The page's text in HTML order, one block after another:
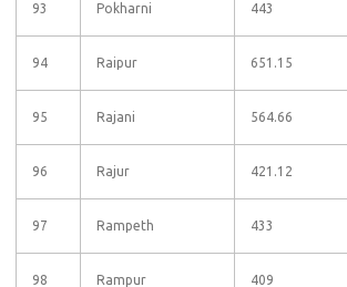
93 Pokharni 443
94 Raipur 651.15
95 Rajani 564.66
96 Rajur 421.12
97 Rampeth 433
98 Rampur 409